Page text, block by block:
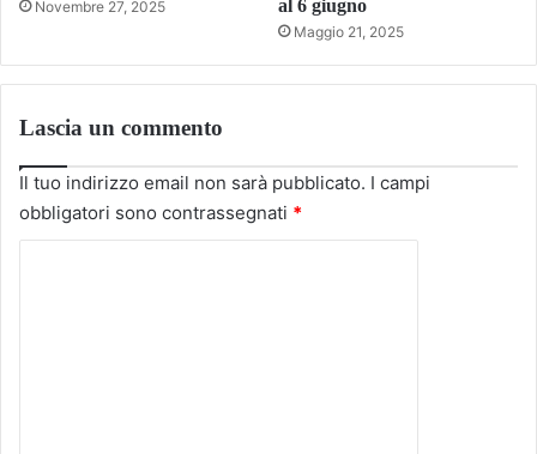
Novembre 27, 2025 al 6 giugno
Maggio 21, 2025
Lascia un commento
Il tuo indirizzo email non sarà pubblicato. I campi
obbligatori sono contrassegnati *